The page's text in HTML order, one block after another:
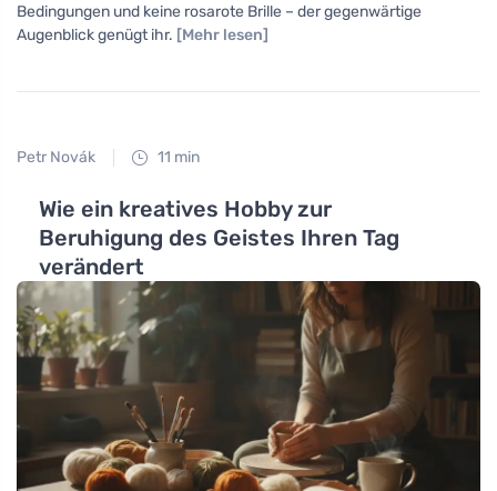
Bedingungen und keine rosarote Brille – der gegenwärtige
Augenblick genügt ihr. [Mehr lesen]
Petr Novák 11 min
Wie ein kreatives Hobby zur
Beruhigung des Geistes Ihren Tag
verändert